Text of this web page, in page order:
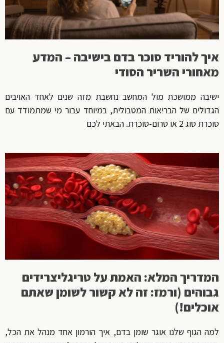
איך להוריד סוכר בדם בישיבה – המדע
מאחורי השריר הסודי
ישיבה ממושכת מול המחשב נחשבת מזה שנים לאחד האויבים
הגדולים של הבריאות המטבולית, במיוחד עבור מי שמתמודד עם
סוכרת סוג 2 או טרום-סוכרת. הבאתי לכם
המדריך המלא: האמת על טריגליצרידים
גבוהים (ורמז: זה לא קשור לשומן שאתם
אוכלים!)
למה הגוף שלנו אוגר שומן בדם, איך הורמון אחד מנהל את הכל,